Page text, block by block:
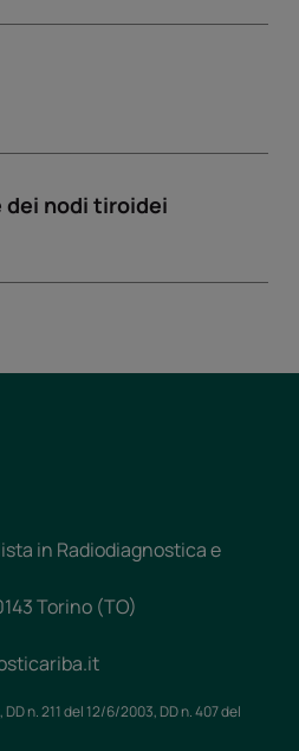
dei nodi tiroidei
in Radiodiagnostica e
Torino (TO)
n. 211 del 12/6/2003, DD n. 407 del